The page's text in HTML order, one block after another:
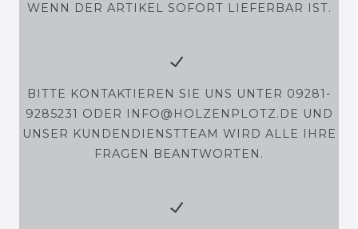
WENN DER ARTIKEL SOFORT LIEFERBAR IST.
BITTE KONTAKTIEREN SIE UNS UNTER 09281-
9285231 ODER INFO@HOLZENPLOTZ.DE UND
UNSER KUNDENDIENSTTEAM WIRD ALLE IHRE
FRAGEN BEANTWORTEN.